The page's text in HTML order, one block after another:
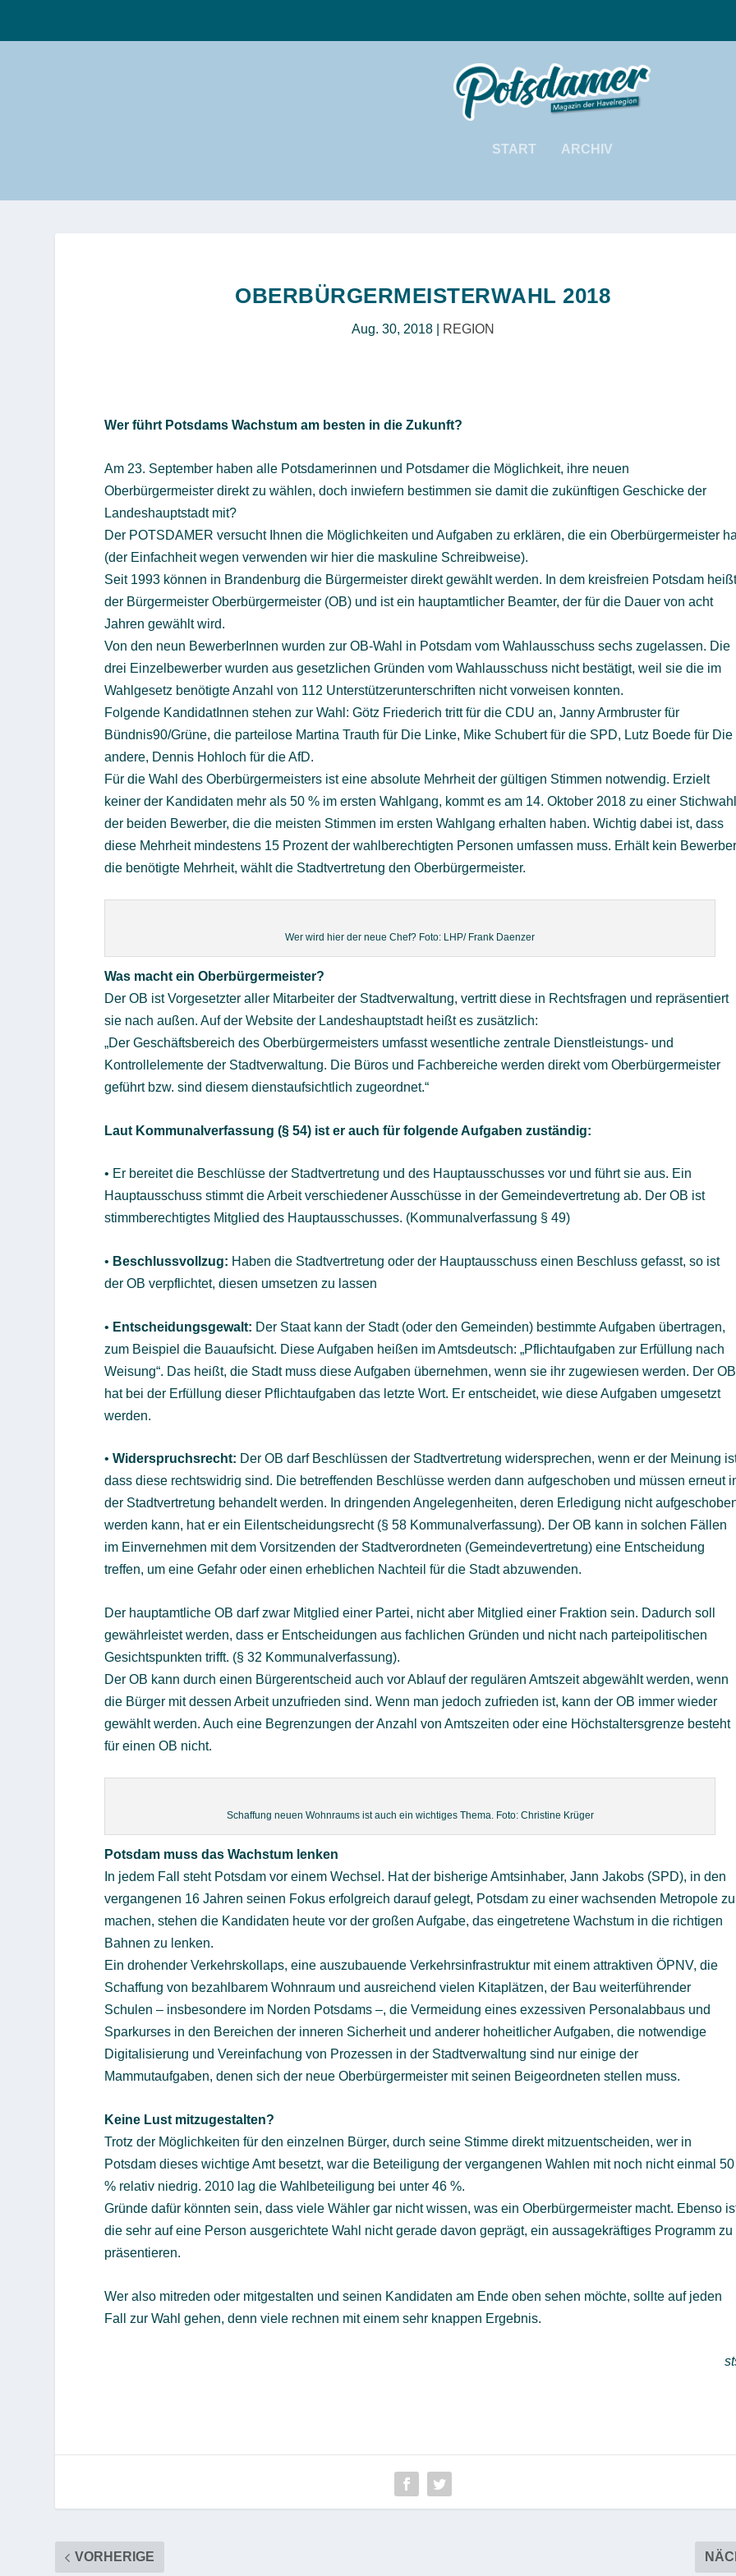
START ARCHIV
OBERBÜRGERMEISTERWAHL 2018
Aug. 30, 2018| REGION
Wer führt Potsdams Wachstum am besten in die Zukunft?
Am 23. September haben alle Potsdamerinnen und Potsdamer die Möglichkeit, ihre neuen
Oberbürgermeister direkt zu wählen, doch inwiefern bestimmen sie damit die zukünftigen Geschicke der
Landeshauptstadt mit?
Der POTSDAMER versucht Ihnen die Möglichkeiten und Aufgaben zu erklären, die ein Oberbürgermeister
(der Einfachheit wegen verwenden wir hier die maskuline Schreibweise).
Seit 1993 können in Brandenburg die Bürgermeister direkt gewählt werden. In dem kreisfreien Potsdam
der Bürgermeister Oberbürgermeister (OB) und ist ein hauptamtlicher Beamter, der für die Dauer von acht
Jahren gewählt wird.
Von den neun BewerberInnen wurden zur OB-Wahl in Potsdam vom Wahlausschuss sechs zugelassen. Die
drei Einzelbewerber wurden aus gesetzlichen Gründen vom Wahlausschuss nicht bestätigt, weil sie die im
Wahlgesetz benötigte Anzahl von 112 Unterstützerunterschriften nicht vorweisen konnten.
Folgende KandidatInnen stehen zur Wahl: Götz Friederich tritt für die CDU an, Janny Armbruster für
Bündnis90/Grüne, die parteilose Martina Trauth für Die Linke, Mike Schubert für die SPD, Lutz Boede für Die
andere, Dennis Hohloch für die AfD.
Für die Wahl des Oberbürgermeisters ist eine absolute Mehrheit der gültigen Stimmen notwendig. Erzielt
keiner der Kandidaten mehr als 50 % im ersten Wahlgang, kommt es am 14. Oktober 2018 zu einer
der beiden Bewerber, die die meisten Stimmen im ersten Wahlgang erhalten haben. Wichtig dabei ist, dass
diese Mehrheit mindestens 15 Prozent der wahlberechtigten Personen umfassen muss. Erhält kein
die benötigte Mehrheit, wählt die Stadtvertretung den Oberbürgermeister.
Wer wird hier der neue Chef? Foto: LHP/ Frank Daenzer
Was macht ein Oberbürgermeister?
Der OB ist Vorgesetzter aller Mitarbeiter der Stadtverwaltung, vertritt diese in Rechtsfragen und repräsentiert
sie nach außen. Auf der Website der Landeshauptstadt heißt es zusätzlich:
„Der Geschäftsbereich des Oberbürgermeisters umfasst wesentliche zentrale Dienstleistungs- und
Kontrollelemente der Stadtverwaltung. Die Büros und Fachbereiche werden direkt vom Oberbürgermeister
geführt bzw. sind diesem dienstaufsichtlich zugeordnet.“
Laut Kommunalverfassung (§ 54) ist er auch für folgende Aufgaben zuständig:
• Er bereitet die Beschlüsse der Stadtvertretung und des Hauptausschusses vor und führt sie aus. Ein
Hauptausschuss stimmt die Arbeit verschiedener Ausschüsse in der Gemeindevertretung ab. Der OB ist
stimmberechtigtes Mitglied des Hauptausschusses. (Kommunalverfassung § 49)
• Beschlussvollzug: Haben die Stadtvertretung oder der Hauptausschuss einen Beschluss gefasst, so ist
der OB verpflichtet, diesen umsetzen zu lassen
• Entscheidungsgewalt: Der Staat kann der Stadt (oder den Gemeinden) bestimmte Aufgaben übertragen,
zum Beispiel die Bauaufsicht. Diese Aufgaben heißen im Amtsdeutsch: „Pflichtaufgaben zur Erfüllung nach
Weisung“. Das heißt, die Stadt muss diese Aufgaben übernehmen, wenn sie ihr zugewiesen werden. Der OB
hat bei der Erfüllung dieser Pflichtaufgaben das letzte Wort. Er entscheidet, wie diese Aufgaben umgesetzt
werden.
•Widerspruchsrecht: Der OB darf Beschlüssen der Stadtvertretung widersprechen, wenn er der Meinung
dass diese rechtswidrig sind. Die betreffenden Beschlüsse werden dann aufgeschoben und müssen erneut
der Stadtvertretung behandelt werden. In dringenden Angelegenheiten, deren Erledigung nicht
werden kann, hat er ein Eilentscheidungsrecht (§ 58 Kommunalverfassung). Der OB kann in solchen Fällen
im Einvernehmen mit dem Vorsitzenden der Stadtverordneten (Gemeindevertretung) eine Entscheidung
treffen, um eine Gefahr oder einen erheblichen Nachteil für die Stadt abzuwenden.
Der hauptamtliche OB darf zwar Mitglied einer Partei, nicht aber Mitglied einer Fraktion sein. Dadurch soll
gewährleistet werden, dass er Entscheidungen aus fachlichen Gründen und nicht nach parteipolitischen
Gesichtspunkten trifft. (§ 32 Kommunalverfassung).
Der OB kann durch einen Bürgerentscheid auch vor Ablauf der regulären Amtszeit abgewählt werden, wenn
die Bürger mit dessen Arbeit unzufrieden sind. Wenn man jedoch zufrieden ist, kann der OB immer wieder
gewählt werden. Auch eine Begrenzungen der Anzahl von Amtszeiten oder eine Höchstaltersgrenze besteht
für einen OB nicht.
Schaffung neuen Wohnraums ist auch ein wichtiges Thema. Foto: Christine Krüger
Potsdam muss das Wachstum lenken
In jedem Fall steht Potsdam vor einem Wechsel. Hat der bisherige Amtsinhaber, Jann Jakobs (SPD), in den
vergangenen 16 Jahren seinen Fokus erfolgreich darauf gelegt, Potsdam zu einer wachsenden Metropole zu
machen, stehen die Kandidaten heute vor der großen Aufgabe, das eingetretene Wachstum in die richtigen
Bahnen zu lenken.
Ein drohender Verkehrskollaps, eine auszubauende Verkehrsinfrastruktur mit einem attraktiven ÖPNV, die
Schaffung von bezahlbarem Wohnraum und ausreichend vielen Kitaplätzen, der Bau weiterführender
Schulen – insbesondere im Norden Potsdams –, die Vermeidung eines exzessiven Personalabbaus und
Sparkurses in den Bereichen der inneren Sicherheit und anderer hoheitlicher Aufgaben, die notwendige
Digitalisierung und Vereinfachung von Prozessen in der Stadtverwaltung sind nur einige der
Mammutaufgaben, denen sich der neue Oberbürgermeister mit seinen Beigeordneten stellen muss.
Keine Lust mitzugestalten?
Trotz der Möglichkeiten für den einzelnen Bürger, durch seine Stimme direkt mitzuentscheiden, wer in
Potsdam dieses wichtige Amt besetzt, war die Beteiligung der vergangenen Wahlen mit noch nicht einmal 50
% relativ niedrig. 2010 lag die Wahlbeteiligung bei unter 46 %.
Gründe dafür könnten sein, dass viele Wähler gar nicht wissen, was ein Oberbürgermeister macht. Ebenso
die sehr auf eine Person ausgerichtete Wahl nicht gerade davon geprägt, ein aussagekräftiges Programm zu
präsentieren.
Wer also mitreden oder mitgestalten und seinen Kandidaten am Ende oben sehen möchte, sollte auf jeden
Fall zur Wahl gehen, denn viele rechnen mit einem sehr knappen Ergebnis.
VORHERIGE